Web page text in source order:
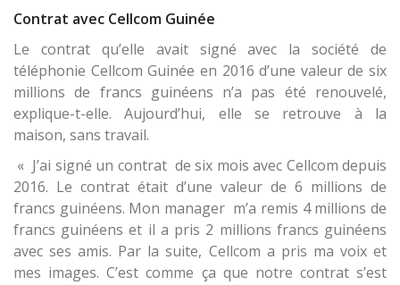
Contrat avec Cellcom Guinée
Le contrat qu’elle avait signé avec la société de
téléphonie Cellcom Guinée en 2016 d’une valeur de six
millions de francs guinéens n’a pas été renouvelé,
explique-t-elle. Aujourd’hui, elle se retrouve à la
maison, sans travail.
« J’ai signé un contrat de six mois avec Cellcom depuis
2016. Le contrat était d’une valeur de 6 millions de
francs guinéens. Mon manager m’a remis 4 millions de
francs guinéens et il a pris 2 millions francs guinéens
avec ses amis. Par la suite, Cellcom a pris ma voix et
mes images. C’est comme ça que notre contrat s’est